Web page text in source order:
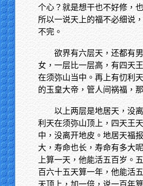
个心？就是想干也不好修，
所以一说天上的福不必细说
不完。
欲界有六层天，还都有
女，一层比一层高，有四天
在须弥山当中。再上有忉利
的玉皇大帝，管人间祸福，
以上两层是地居天，没
利天在须弥山顶上，四天王
中，没离开地皮。地居天福
大，寿命也长，寿命有多大
上算一天，他能活五百岁。
百六十五天算一年，他能活
天顶上，加一倍，说一百年